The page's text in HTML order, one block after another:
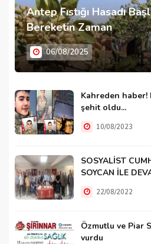
Antep Fıstığı Hasadı
Bereketin Zaman
06/08/2025
Kahreden haber!
şehit oldu...
10/08/2023
SOSYALİST
SOYCAN İLE
22/08/2022
Özmutlu ve Piar
vurdu